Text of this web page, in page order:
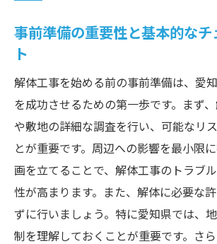
の具体策
予算管理のための費用明細の
愛知県特有のコスト要因への
不測の出費を防ぐための費用
定
事前調査で把握する予算オー
解体工事のコスト削減の実例
事前準備の重要性と基本的な
ト
解体工事を始める前の事前準備は、愛
を成功させるための第一歩です。まず
や敷地の詳細な調査を行い、可能なリ
とが重要です。周辺への影響を最小限
画を立てることで、解体工事のトラブ
性が高まります。また、解体に必要な
ずに行いましょう。特に愛知県では、
制を理解しておくことが重要です。さ